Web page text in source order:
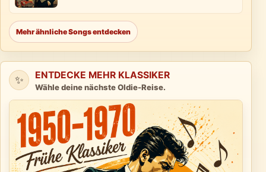
Mehr ähnliche Songs entdecken
✨ ENTDECKE MEHR KLASSIKER
Wähle deine nächste Oldie-Reise.